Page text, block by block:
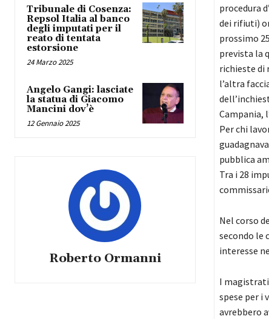
Tribunale di Cosenza:
Repsol Italia al banco
degli imputati per il
reato di tentata
estorsione
24 Marzo 2025
Angelo Gangi: lasciate
la statua di Giacomo
Mancini dov’è
12 Gennaio 2025
Roberto Ormanni
procedura
dei rifiuti)
prossimo
prevista la
richieste di
l’altra
Campania,
Per chi
pubblica
Tra i 28
Nel corso
secondo le
interesse
I
spese per i
avrebbero